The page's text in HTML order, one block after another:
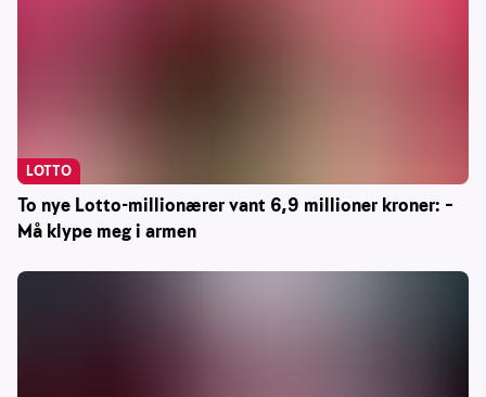
To nye Lotto-millionærer vant 6,9 millioner kroner: –
Må klype meg i armen
LOTTO